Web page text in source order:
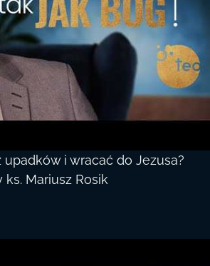
i wracać do Jezusa?
Mariusz Rosik